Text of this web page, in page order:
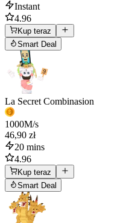
Instant
4.96
Kup teraz
Smart Deal
La Secret Combinasion
1000M/s
46,90 zł
20 mins
4.96
Kup teraz
Smart Deal